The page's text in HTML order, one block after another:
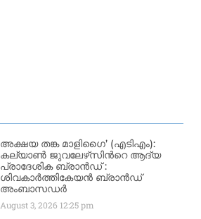
അക്ഷയ തങ്ക മാളിഗൈ’ (എടിഎം):
കല്യാണ്‍ ജുവലേഴ്‌സിന്‍റെ ആദ്യ
പ്രാദേശിക ബ്രാന്‍ഡ് :
ശിവകാര്‍ത്തികേയന്‍ ബ്രാന്‍ഡ്
അംബാസഡര്‍
August 3, 2026 12:25 pm